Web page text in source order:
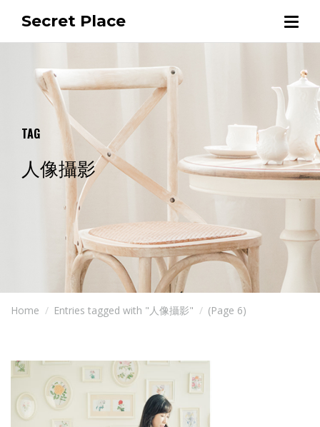
Secret Place
TAG
人像攝影
Home Entries tagged with "人像攝影" (Page 6)